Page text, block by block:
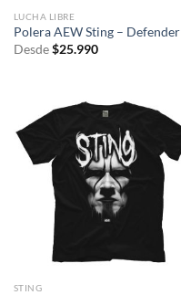
LUCHA LIBRE
Polera AEW Sting – Defender
Desde $25.990
STING